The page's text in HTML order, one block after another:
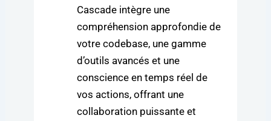
Cascade intègre une
compréhension approfondie de
votre codebase, une gamme
d’outils avancés et une
conscience en temps réel de
vos actions, offrant une
collaboration puissante et